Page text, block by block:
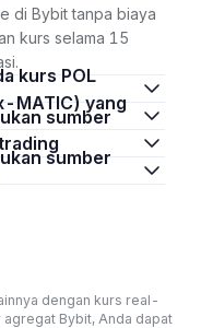
di Bybit tanpa biaya
kurs selama 15
dengan kurs real-
Bybit, Anda dapat